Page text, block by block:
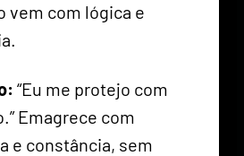
vem com lógica e
“Eu me protejo com
Emagrece com
e constância, sem